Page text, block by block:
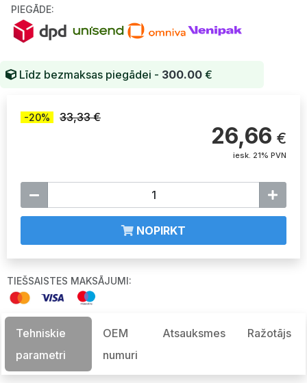
PIEGĀDE:
Līdz bezmaksas piegādei - 300.00 €
-20% 33,33 €
26,66 €
iesk. 21% PVN
NOPIRKT
TIEŠSAISTES MAKSĀJUMI:
Tehniskie
parametri
OEM
numuri
Atsauksmes Ražotājs